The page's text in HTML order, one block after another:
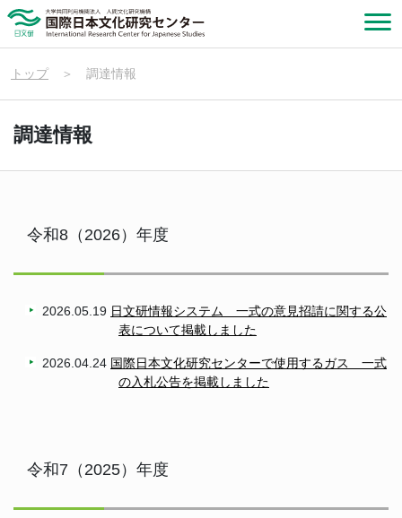
トップ＞ 調達情報
調達情報
令和8（2026）年度
2026.05.19 日文研情報システム 一式の意見招請に関する公
表について掲載しました
2026.04.24 国際日本文化研究センターで使用するガス 一式
の入札公告を掲載しました
令和7（2025）年度